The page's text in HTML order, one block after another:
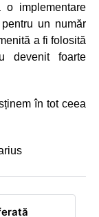
o implementare
un număr
a fi folosită
devenit foarte
în tot ceea